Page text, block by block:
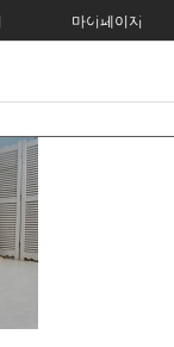
마이페이지